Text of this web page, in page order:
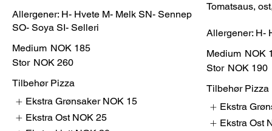
Allergener: H- Hvete M- Melk SN- Sennep
SO- Soya SI- Selleri
Medium NOK 185
Stor NOK 260
Tilbehør Pizza
Ekstra Grønsaker NOK 15
Ekstra Ost NOK 25
Tomatsaus,
Allergener: H-
Medium NOK
Stor NOK 190
Tilbehør Pizza
Ekstra
Ekstra Ost